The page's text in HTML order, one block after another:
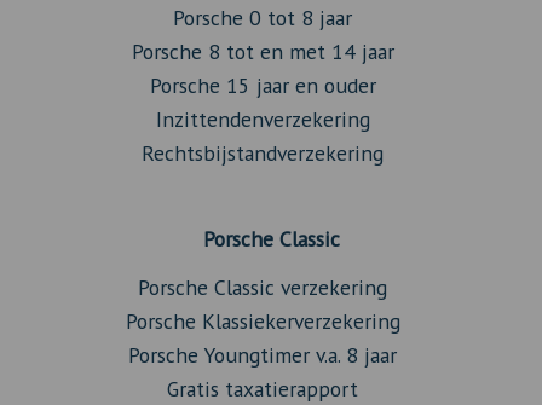
Porsche 0 tot 8 jaar
Porsche 8 tot en met 14 jaar
Porsche 15 jaar en ouder
Inzittendenverzekering
Rechtsbijstandverzekering
Porsche Classic
Porsche Classic verzekering
Porsche Klassiekerverzekering
Porsche Youngtimer v.a. 8 jaar
Gratis taxatierapport